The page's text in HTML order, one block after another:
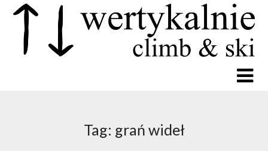
Tag: grań wideł